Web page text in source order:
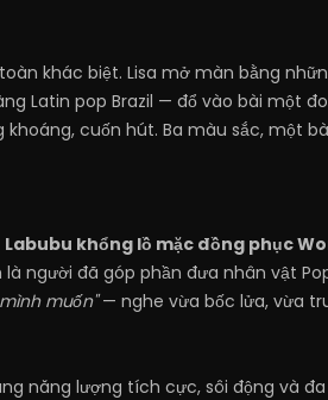
khác biệt. Lisa mở màn bằng
Latin pop Brazil — đổ vào bài một
cuốn hút. Ba màu sắc, một
Labubu khổng lồ mặc đồng phục
người đã góp phần đưa nhân vật
muốn"— nghe vừa bốc lửa, vừa
năng lượng tích cực, sôi động và